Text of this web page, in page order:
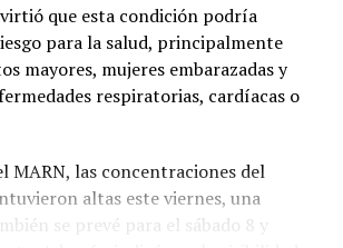
como
que esta condición podría
para la salud, principalmente
mayores, mujeres embarazadas y
respiratorias, cardíacas o
MARN, las concentraciones del
altas este viernes, una
se prevé para el sábado 8 y